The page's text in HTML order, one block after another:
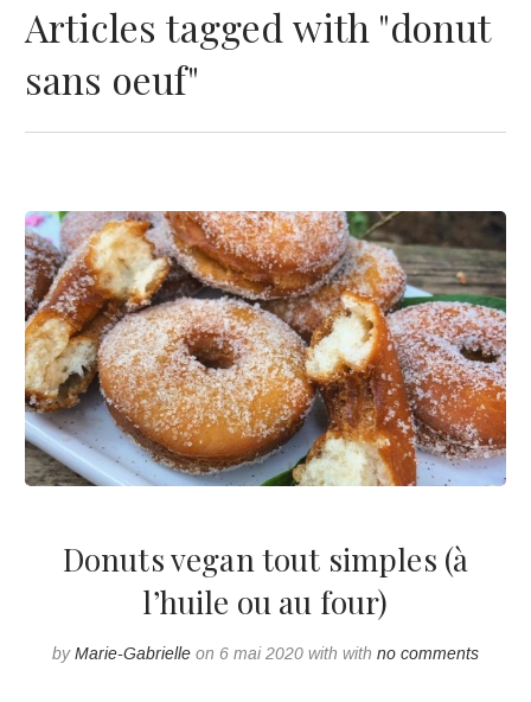
Articles tagged with "donut
sans oeuf"
Donuts vegan tout simples (à
l’huile ou au four)
byMarie-Gabrielle on 6 mai 2020 with with no comments